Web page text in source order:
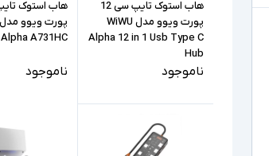
هاب استوک تایپ سی 12
پورت ویوو مدل WiWU
Alpha 12 in 1 Usb Type C
Hub
ناموجود
Alpha A731HC
ناموجود